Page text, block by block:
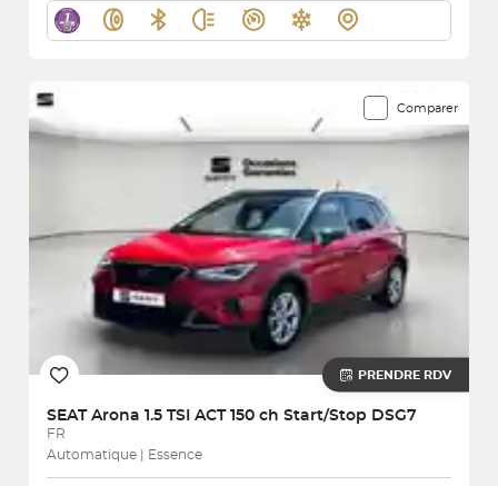
Comparer
PRENDRE RDV
SEAT Arona 1.5 TSI ACT 150 ch Start/Stop DSG7
FR
Automatique | Essence